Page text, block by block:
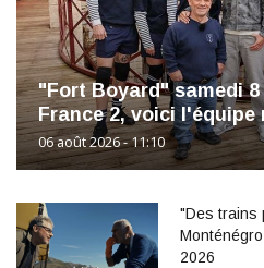
"Fort Boyard" samedi
France 2, voici
06 août 2026 - 11:10
"Des trains
2026